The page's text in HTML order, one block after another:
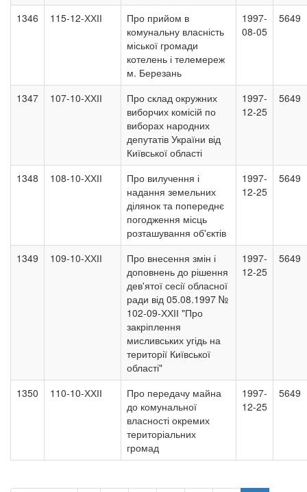
1346 115-12-ХХІІ
Про прийом в
комунальну власність
міської громади
котелень і телемереж
м. Березань
1997-
08-05
5649
1347 107-10-ХХІІ
Про склад окружних
виборчих комісій по
виборах народних
депутатів України від
Київської області
1997-
12-25
5649
1348 108-10-ХХІІ
Про вилучення і
надання земельних
ділянок та попереднє
погодження місць
розташування об'єктів
1997-
12-25
5649
1349 109-10-ХХІІ
Про внесення змін і
доповнень до рішення
дев'ятої сесії обласної
ради від 05.08.1997 №
102-09-ХХІІ "Про
закріплення
мисливських угідь на
території Київської
області"
1997-
12-25
5649
1350 110-10-ХХІІ
Про передачу майна
до комунальної
власності окремих
територіальних
громад
1997-
12-25
5649